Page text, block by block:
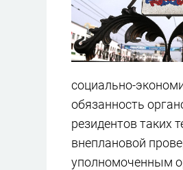
социально-
обязанность
резидентов таких
внеплановой
уполномоченным